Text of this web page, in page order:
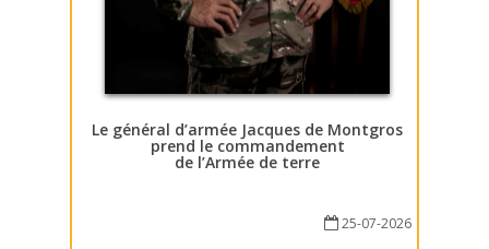
Le général d’armée Jacques de Montgros
prend le commandement
de l’Armée de terre
25-07-2026